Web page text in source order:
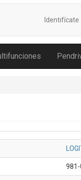
Identifícate